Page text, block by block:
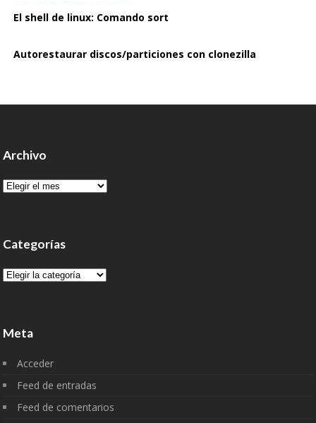
El shell de linux: Comando sort
Autorestaurar discos/particiones con clonezilla
Archivo
Archivo
Categorías
Categorías
Meta
Acceder
Feed de entradas
Feed de comentarios